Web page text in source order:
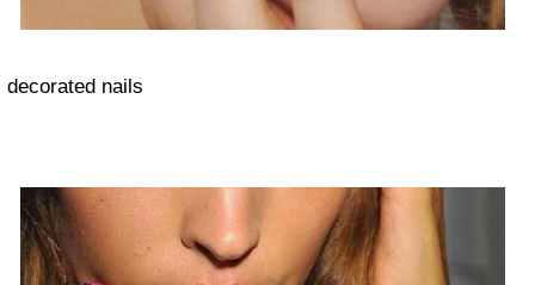
decorated nails